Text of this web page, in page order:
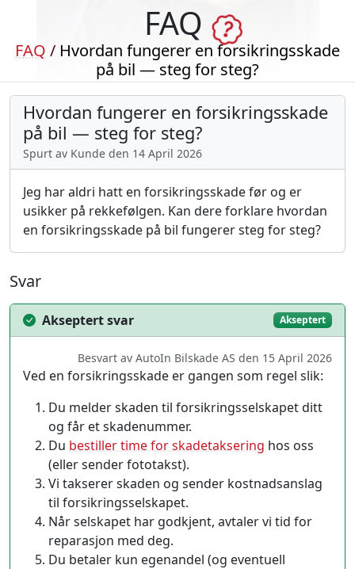
FAQ
FAQ / Hvordan fungerer en forsikringsskade
på bil — steg for steg?
Hvordan fungerer en forsikringsskade
på bil — steg for steg?
Spurt av Kunde den 14 April 2026
Jeg har aldri hatt en forsikringsskade før og er
usikker på rekkefølgen. Kan dere forklare hvordan
en forsikringsskade på bil fungerer steg for steg?
Svar
Akseptert svar Akseptert
Besvart av AutoIn Bilskade AS den 15 April 2026
Ved en forsikringsskade er gangen som regel slik:
Du melder skaden til forsikringsselskapet ditt
og får et skadenummer.
Du bestiller time for skadetaksering hos oss
(eller sender fototakst).
Vi takserer skaden og sender kostnadsanslag
til forsikringsselskapet.
Når selskapet har godkjent, avtaler vi tid for
reparasjon med deg.
Du betaler kun egenandel (og eventuell